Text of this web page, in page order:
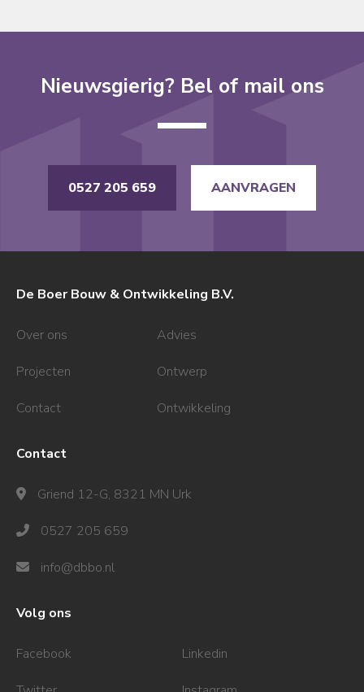
Nieuwsgierig? Bel of mail ons
0527 205 659 AANVRAGEN
De Boer Bouw & Ontwikkeling B.V.
Over ons Advies
Projecten Ontwerp
Contact Ontwikkeling
Contact
Griend 12-G, 8321 MN Urk
0527 205 659
info@dbbo.nl
Volg ons
Facebook Linkedin